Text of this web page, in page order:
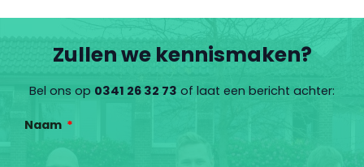
Zullen we kennismaken?
Bel ons op 0341 26 32 73 of laat een bericht achter:
Naam